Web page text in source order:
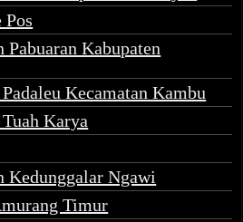
Pos
Pabuaran Kabupaten
Kecamatan Kambu
Karya
Kedunggalar Ngawi
Timur